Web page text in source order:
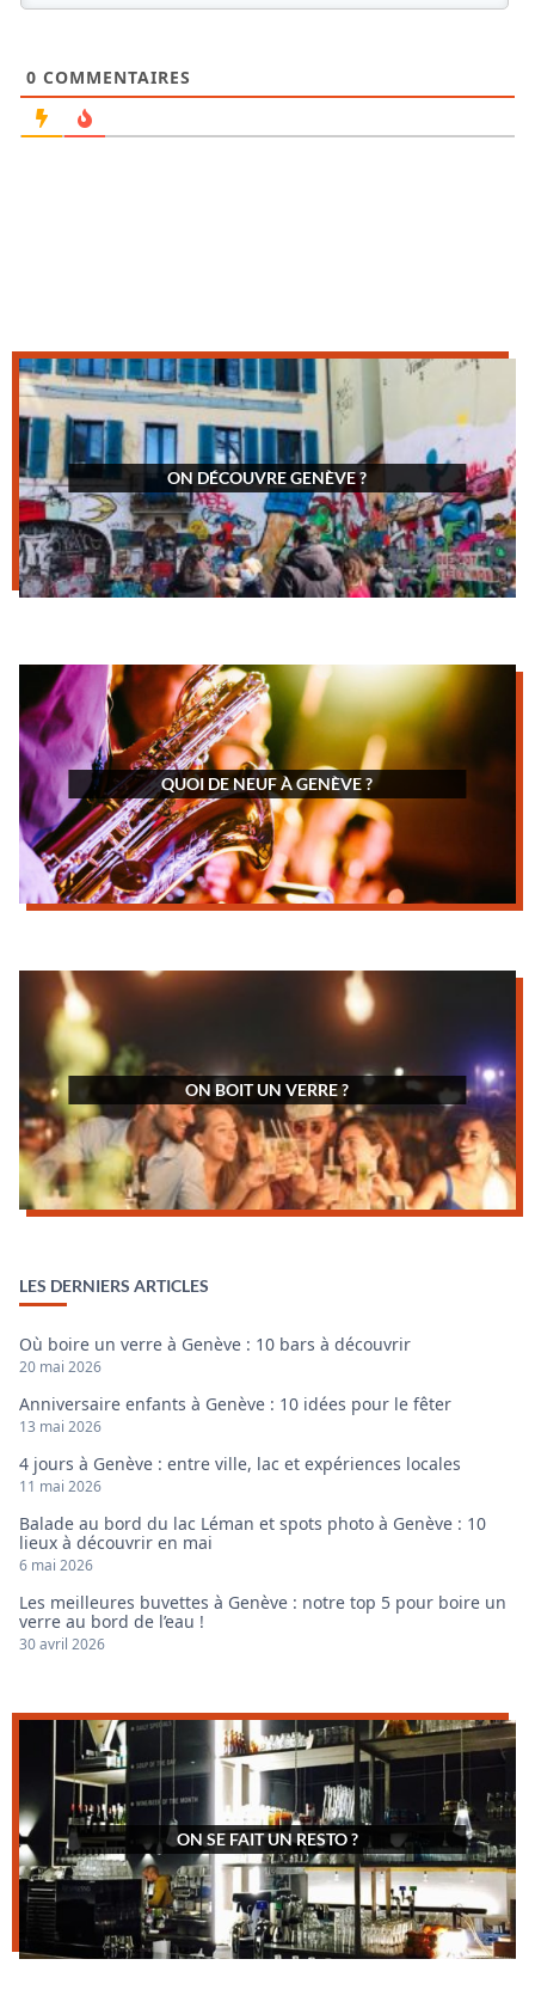
0 COMMENTAIRES
ON DÉCOUVRE GENÈVE ?
QUOI DE NEUF À GENÈVE ?
ON BOIT UN VERRE ?
LES DERNIERS ARTICLES
Où boire un verre à Genève : 10 bars à découvrir
20 mai 2026
Anniversaire enfants à Genève : 10 idées pour le fêter
13 mai 2026
4 jours à Genève : entre ville, lac et expériences locales
11 mai 2026
Balade au bord du lac Léman et spots photo à Genève : 10
lieux à découvrir en mai
6 mai 2026
Les meilleures buvettes à Genève : notre top 5 pour boire un
verre au bord de l’eau !
30 avril 2026
ON SE FAIT UN RESTO ?